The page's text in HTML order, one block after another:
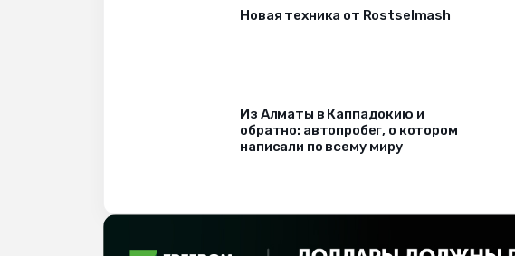
Новая техника от Rostselmash
Из Алматы в Каппадокию и
обратно: автопробег, о котором
написали по всему миру